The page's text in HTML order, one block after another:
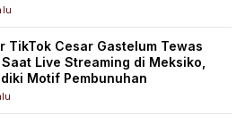
TikTok Cesar Gastelum Tewas
Live Streaming di Meksiko,
Motif Pembunuhan